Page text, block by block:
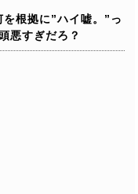
を根拠に”ハイ嘘。”っ
悪すぎだろ？